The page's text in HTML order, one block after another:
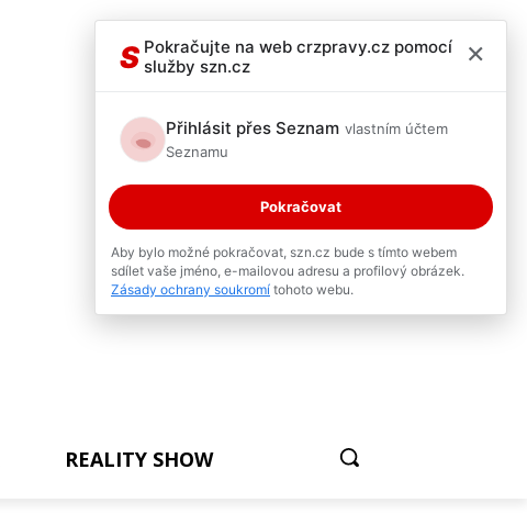
REALITY SHOW
S Pokračujte na web crzpravy.cz pomocí
služby szn.cz
×
Přihlásit přes Seznam vlastním účtem
Seznamu
Pokračovat
Aby bylo možné pokračovat, szn.cz bude s tímto webem
sdílet vaše jméno, e-mailovou adresu a profilový obrázek.
Zásady ochrany soukromí tohoto webu.